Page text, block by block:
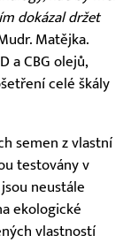
dokázal držet
Matějka.
a CBG olejů,
celé škály
semen z vlastní
testovány v
neustále
ekologické
vlastností